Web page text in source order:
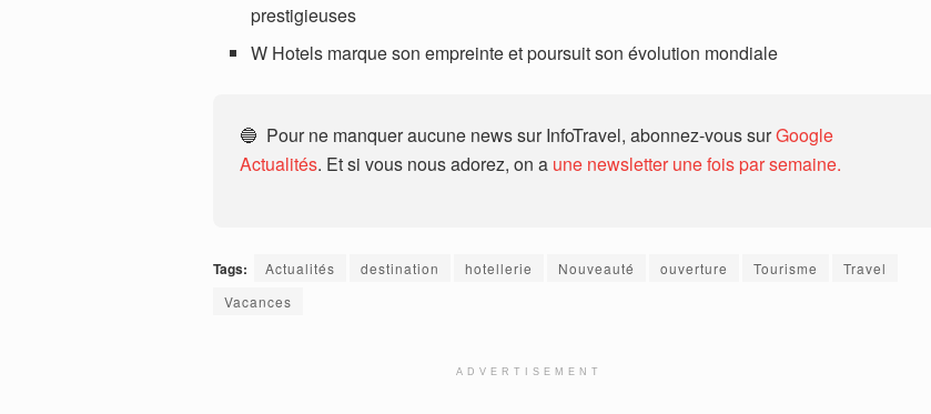
prestigieuses
W Hotels marque son empreinte et poursuit son évolution mondiale
🔵 Pour ne manquer aucune news sur InfoTravel, abonnez-vous surGoogle
Actualités. Et si vous nous adorez, on a une newsletter une fois par semaine.
Tags: Actualités destination hotellerie Nouveauté ouverture Tourisme
Travel
Vacances
ADVERTISEMENT